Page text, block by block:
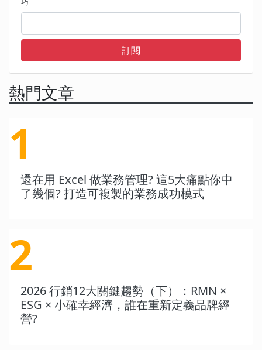
訂閱
熱門文章
1
還在用 Excel 做業務管理? 這5大痛點你中
了幾個? 打造可複製的業務成功模式
2
2026 行銷12大關鍵趨勢（下）：RMN ×
ESG × 小確幸經濟，誰在重新定義品牌經
營?